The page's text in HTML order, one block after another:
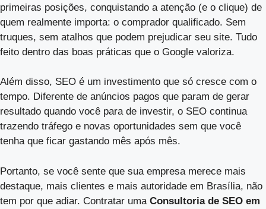
primeiras posições, conquistando a atenção (e o clique) de
quem realmente importa: o comprador qualificado. Sem
truques, sem atalhos que podem prejudicar seu site. Tudo
feito dentro das boas práticas que o Google valoriza.
Além disso, SEO é um investimento que só cresce com o
tempo. Diferente de anúncios pagos que param de gerar
resultado quando você para de investir, o SEO continua
trazendo tráfego e novas oportunidades sem que você
tenha que ficar gastando mês após mês.
Portanto, se você sente que sua empresa merece mais
destaque, mais clientes e mais autoridade em Brasília, não
tem por que adiar. Contratar uma Consultoria de SEO em